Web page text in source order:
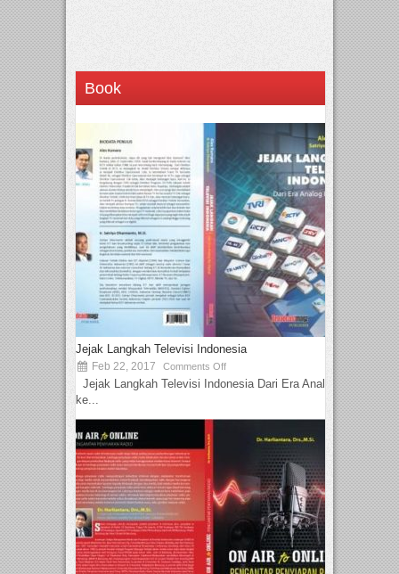
Book
Jejak Langkah Televisi Indonesia
Feb 22, 2017 Comments Off
Jejak Langkah Televisi Indonesia Dari Era Analog
ke...